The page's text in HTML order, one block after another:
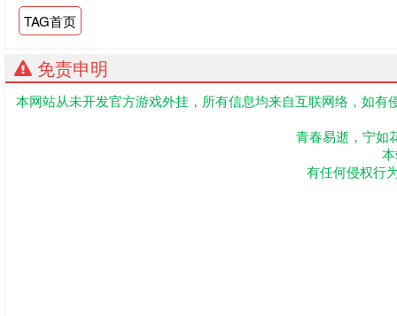
TAG首页
免责申明
本网站从未开发官方游戏外挂，所有信息均来自互联网络，如
青春易逝，宁如
有任何侵权行